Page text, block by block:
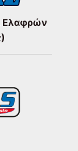
Ελαφρών